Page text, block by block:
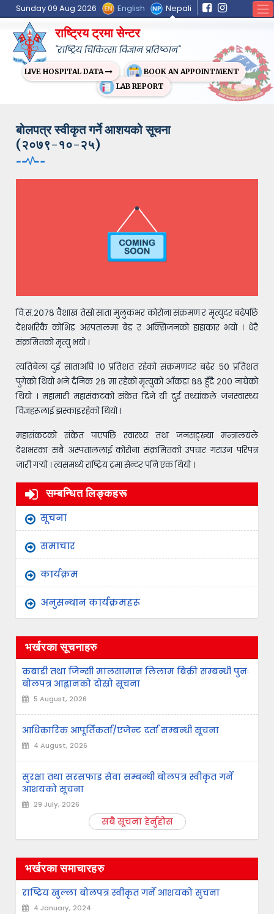
Sunday 09 Aug 2026 English Nepali
राष्ट्रिय ट्रमा सेन्टर
"राष्ट्रिय चिकित्सा विज्ञान प्रतिष्ठान"
LIVE HOSPITAL DATA
BOOK AN APPOINTMENT
LAB REPORT
बोलपत्र स्वीकृत गर्ने आशयको सूचना
(२०७९-१०-२५)
वि.सं.२०७८ वैशाख तेस्रो साता मुलुकभर कोरोना संक्रमण र मृत्युदर बढेपछि
देशभरिकै कोभिड अस्पतालमा बेड र अक्सिजनको हाहाकार भयो । धेरै
संक्रमितको मृत्यु भयो ।
त्यतिबेला दुई साताअघि १० प्रतिशत रहेको संक्रमणदर बढेर ५० प्रतिशत
पुगेको थियो भने दैनिक २८ मा रहेको मृत्युको आँकडा ८८ हुँदै २०० नाघेको
थियो । महामारी महासंकटको संकेत दिने यी दुई तथ्यांकले जनस्वास्थ्य
विज्ञहरूलाई झस्काइरहेको थियो ।
महासंकटको संकेत पाएपछि स्वास्थ्य तथा जनसङ्ख्या मन्त्रालयले
देशभरका सबै अस्पताललाई कोरोना संक्रमितको उपचार गराउन परिपत्र
जारी गर्‍यो । त्यसमध्ये राष्ट्रिय ट्रमा सेन्टर पनि एक थियो ।
सम्बन्धित लिङ्कहरू
सूचना
समाचार
कार्यक्रम
अनुसन्धान कार्यक्रमहरू
भर्खरका सूचनाहरु
कबाडी तथा जिन्सी मालसामान लिलाम बिक्री सम्बन्धी पुनः
बोलपत्र आह्वानको दोस्रो सूचना
5 August, 2026
आधिकारिक आपूर्तिकर्ता/एजेन्ट दर्ता सम्बन्धी सूचना
4 August, 2026
सुरक्षा तथा सरसफाइ सेवा सम्बन्धी बोलपत्र स्वीकृत गर्ने
आशयको सूचना
29 July, 2026
सबै सूचना हेर्नुहोस
भर्खरका समाचारहरु
राष्ट्रिय खुल्ला बोलपत्र स्वीकृत गर्ने आशयको सुचना
4 January, 2024